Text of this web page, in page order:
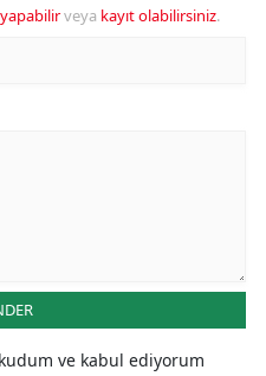
veya kayıt olabilirsiniz.
ve kabul ediyorum